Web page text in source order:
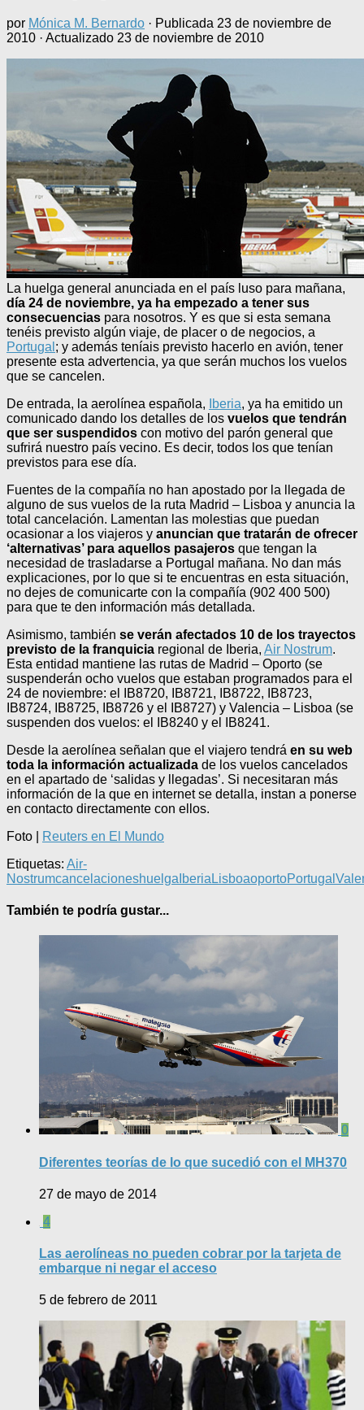
por Mónica M. Bernardo · Publicada 23 de noviembre de
2010 · Actualizado 23 de noviembre de 2010
La huelga general anunciada en el país luso para mañana,
día 24 de noviembre, ya ha empezado a tener sus
consecuencias para nosotros. Y es que si esta semana
tenéis previsto algún viaje, de placer o de negocios, a
Portugal ; y además teníais previsto hacerlo en avión, tener
presente esta advertencia, ya que serán muchos los vuelos
que se cancelen.
De entrada, la aerolínea española,
Iberia, ya ha emitido un
comunicado dando los detalles de los vuelos que tendrán
que ser suspendidos con motivo del parón general que
sufrirá nuestro país vecino. Es decir, todos los que tenían
previstos para ese día.
Fuentes de la compañía no han apostado por la llegada de
alguno de sus vuelos de la ruta Madrid – Lisboa y anuncia la
total cancelación. Lamentan las molestias que puedan
ocasionar a los viajeros y anuncian que tratarán de ofrecer
‘alternativas’ para aquellos pasajeros que tengan la
necesidad de trasladarse a Portugal mañana. No dan más
explicaciones, por lo que si te encuentras en esta situación,
no dejes de comunicarte con la compañía (902 400 500)
para que te den información más detallada.
Asimismo, también se verán afectados 10 de los trayectos
previsto de la franquicia regional de Iberia, Air Nostrum.
Esta entidad mantiene las rutas de Madrid – Oporto (se
suspenderán ocho vuelos que estaban programados para el
24 de noviembre: el IB8720, IB8721, IB8722, IB8723,
IB8724, IB8725, IB8726 y el IB8727) y Valencia – Lisboa (se
suspenden dos vuelos: el IB8240 y el IB8241.
Desde la aerolínea señalan que el viajero tendrá en su web
toda la información actualizada de los vuelos cancelados
en el apartado de ‘salidas y llegadas’. Si necesitaran más
información de la que en internet se detalla, instan a ponerse
en contacto directamente con ellos.
Foto |
Reuters en El Mundo
Etiquetas: Air-
Nostrumcancelacioneshuelga Iberia LisboaoportoPortugal
También te podría gustar...
0
Diferentes teorías de lo que sucedió con el MH370
27 de mayo de 2014
4
Las aerolíneas no pueden cobrar por la tarjeta de
embarque ni negar el acceso
5 de febrero de 2011